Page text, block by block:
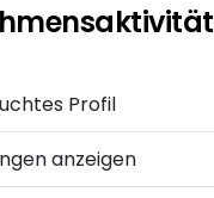
Profil
anzeigen